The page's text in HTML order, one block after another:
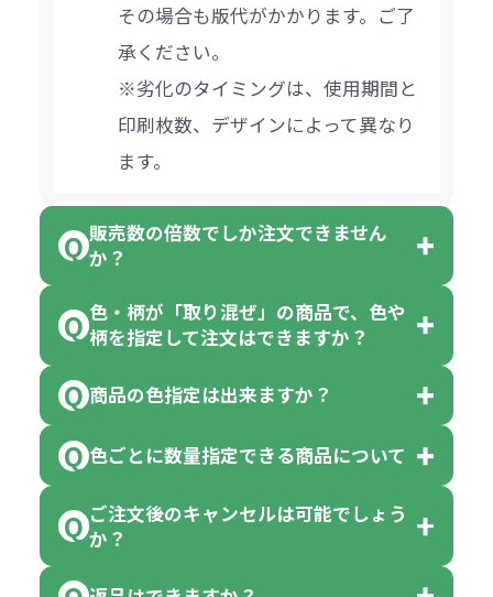
その場合も版代がかかります。ご了
承ください。
※劣化のタイミングは、使用期間と
印刷枚数、デザインによって異なり
ます。
販売数の倍数でしか注文できません
か？
一部商品（※）を除き、注文可能数
です。
ります。
【例】注文可能数が100個の場合
は、100個以上でしたら、何個でも
色・柄が「取り混ぜ」の商品で、色や
柄を指定して注文はできますか？
「色・柄 取り混ぜ」のラベルがつい
ている商品は、色指定不可となって
ん。
商品の色指定は出来ますか？
色指定できる商品もございますが商
品の詳細に「色・柄 取り混ぜ」のラ
ベルや商品画像に「〇色取混ぜ」な
色ごとに数量指定できる商品について
「選べる本体色」のラベルが付いて
ご注文後のキャンセルは可能でしょう
か？